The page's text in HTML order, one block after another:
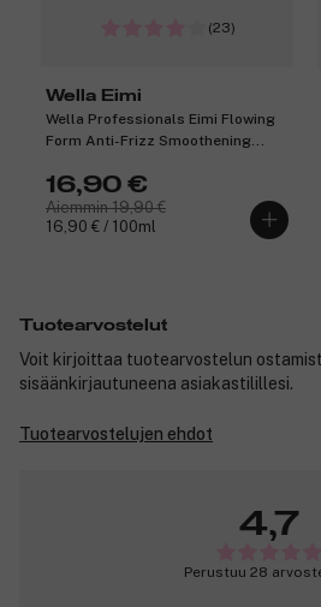
(23)
Wella Eimi
Wella Professionals Eimi Flowing
Form Anti-Frizz Smoothening
16,90 €
Aiemmin 19,90 €
16,90 € / 100ml
Tuotearvostelut
Voit kirjoittaa tuotearvostelun
sisäänkirjautuneena asiakastilillesi.
Tuotearvostelujen ehdot
4,7
Perustuu 28